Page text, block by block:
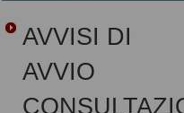
AVVISI DI
AVVIO